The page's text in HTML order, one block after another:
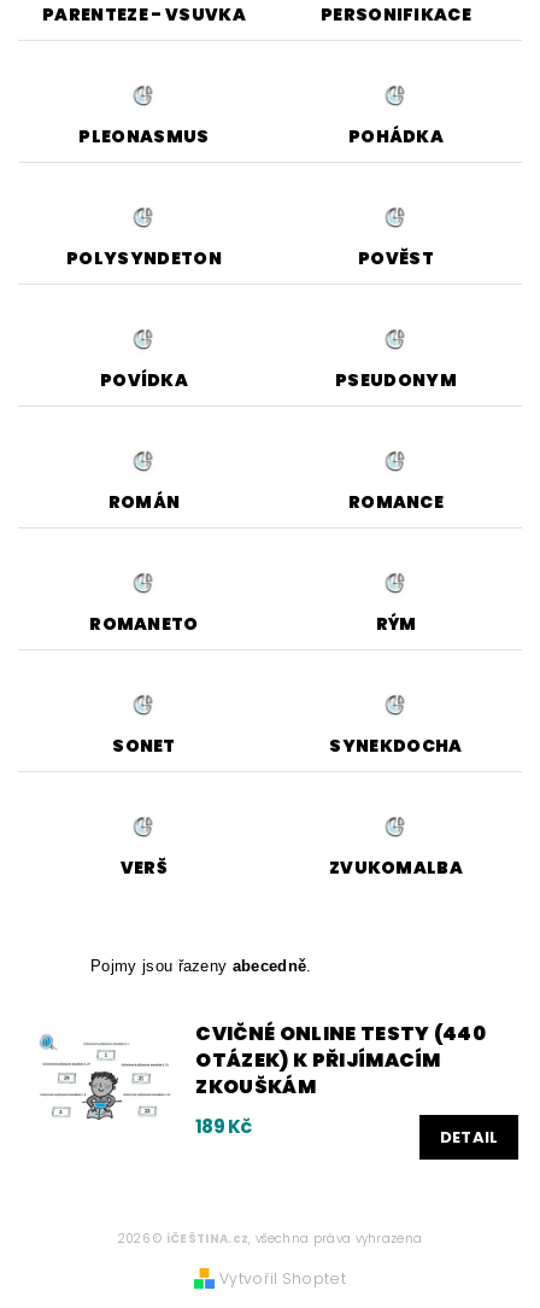
PARENTEZE - VSUVKA PERSONIFIKACE
PLEONASMUS POHÁDKA
POLYSYNDETON POVĚST
POVÍDKA PSEUDONYM
ROMÁN ROMANCE
ROMANETO RÝM
SONET SYNEKDOCHA
VERŠ ZVUKOMALBA
Pojmy jsou řazeny abecedně
CVIČNÉ ONLINE TESTY (440
OTÁZEK) K PŘIJÍMACÍM
ZKOUŠKÁM
189 Kč DETAIL
2026 © iČEŠTINA.cz, všechna práva vyhrazena
Vytvořil Shoptet